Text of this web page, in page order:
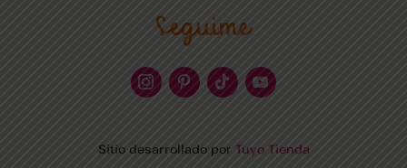
Seguime
Sitio desarrollado por Tuyo Tienda